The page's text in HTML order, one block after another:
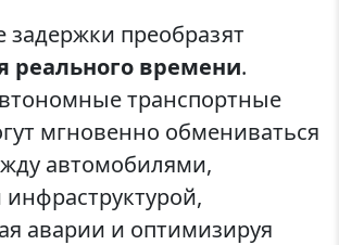
задержки преобразят
реального времени.
транспортные
мгновенно обмениваться
автомобилями,
аварии и оптимизируя